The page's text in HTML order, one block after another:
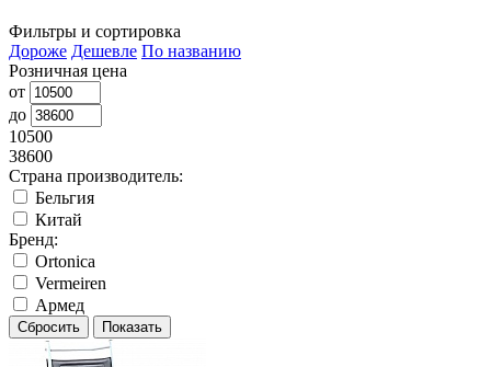
Фильтры и сортировка
Дороже Дешевле По названию
Розничная цена
от
до
10500
38600
Страна производитель:
Бельгия
Китай
Бренд:
Ortonica
Vermeiren
Армед